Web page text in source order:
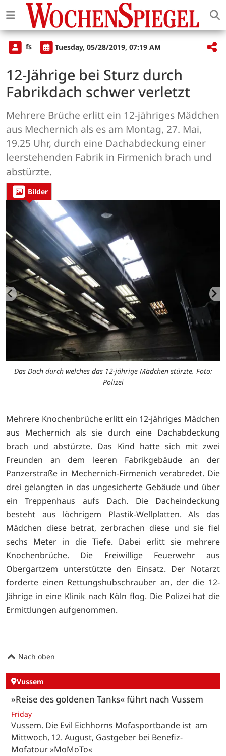
fs Tuesday, 05/28/2019, 07:19 AM
12-Jährige bei Sturz durch
Fabrikdach schwer verletzt
Mehrere Brüche erlitt ein 12-jähriges Mädchen
aus Mechernich als es am Montag, 27. Mai,
19.25 Uhr, durch eine Dachabdeckung einer
leerstehenden Fabrik in Firmenich brach und
abstürzte.
Bilder
Das Dach durch welches das 12-jährige Mädchen stürzte. Foto:
Polizei
Mehrere Knochenbrüche erlitt ein 12-jähriges Mädchen
aus Mechernich als sie durch eine Dachabdeckung
brach und abstürzte. Das Kind hatte sich mit zwei
Freunden an dem leeren Fabrikgebäude an der
Panzerstraße in Mechernich-Firmenich verabredet. Die
drei gelangten in das ungesicherte Gebäude und über
ein Treppenhaus aufs Dach. Die Dacheindeckung
besteht aus löchrigem Plastik-Wellplatten. Als das
Mädchen diese betrat, zerbrachen diese und sie fiel
sechs Meter in die Tiefe. Dabei erlitt sie mehrere
Knochenbrüche. Die Freiwillige Feuerwehr aus
Obergartzem unterstützte den Einsatz. Der Notarzt
forderte einen Rettungshubschrauber an, der die 12-
Jährige in eine Klinik nach Köln flog. Die Polizei hat die
Ermittlungen aufgenommen.
Nach oben
Vussem
»Reise des goldenen Tanks« führt nach Vussem
Friday
Vussem. Die Evil Eichhorns Mofasportbande ist am
Mittwoch, 12. August, Gastgeber bei Benefiz-
Mofatour »MoMoTo«